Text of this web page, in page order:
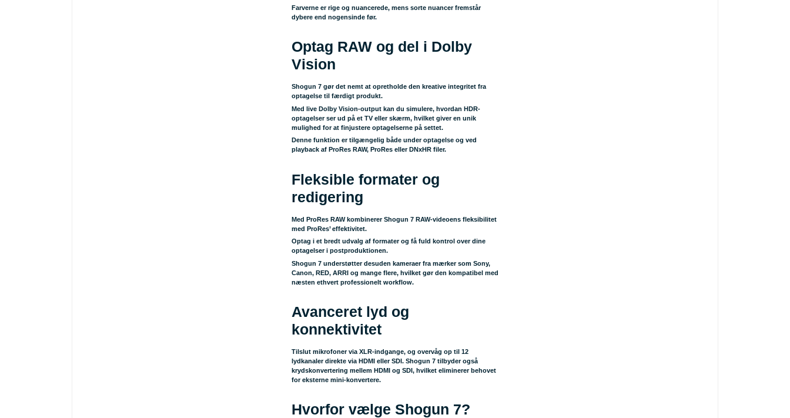
Farverne er rige og nuancerede, mens sorte nuancer fremstår
dybere end nogensinde før.
Optag RAW og del i Dolby
Vision
Shogun 7 gør det nemt at opretholde den kreative integritet fra
optagelse til færdigt produkt.
Med live Dolby Vision-output kan du simulere, hvordan HDR-
optagelser ser ud på et TV eller skærm, hvilket giver en unik
mulighed for at finjustere optagelserne på settet.
Denne funktion er tilgængelig både under optagelse og ved
playback af ProRes RAW, ProRes eller DNxHR filer.
Fleksible formater og
redigering
Med ProRes RAW kombinerer Shogun 7 RAW-videoens fleksibilitet
med ProRes’ effektivitet.
Optag i et bredt udvalg af formater og få fuld kontrol over dine
optagelser i postproduktionen.
Shogun 7 understøtter desuden kameraer fra mærker som Sony,
Canon, RED, ARRI og mange flere, hvilket gør den kompatibel med
næsten ethvert professionelt workflow.
Avanceret lyd og
konnektivitet
Tilslut mikrofoner via XLR-indgange, og overvåg op til 12
lydkanaler direkte via HDMI eller SDI. Shogun 7 tilbyder også
krydskonvertering mellem HDMI og SDI, hvilket eliminerer behovet
for eksterne mini-konvertere.
Hvorfor vælge Shogun 7?